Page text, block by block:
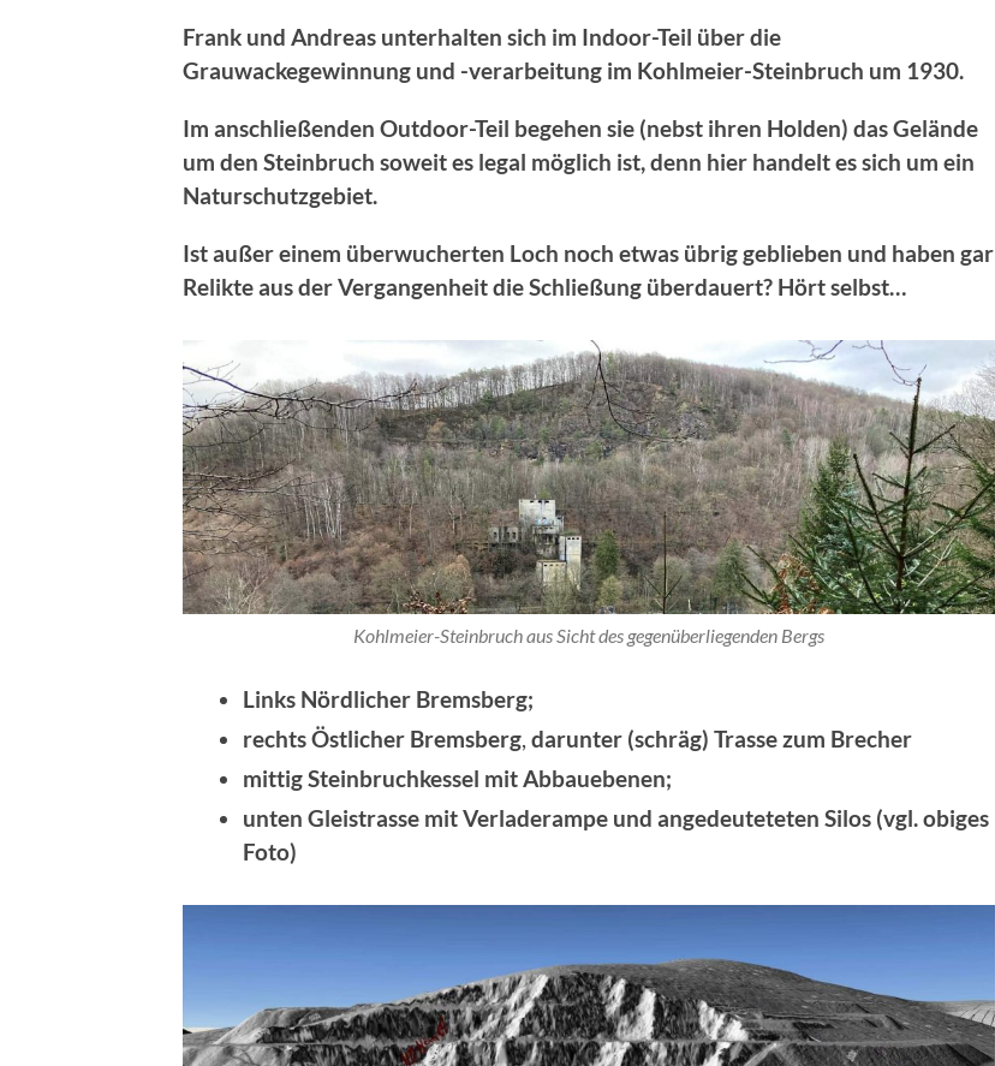
Frank und Andreas unterhalten sich im Indoor-Teil über die
Grauwackegewinnung und -verarbeitung im Kohlmeier-Steinbruch um 1930.
Im anschließenden Outdoor-Teil begehen sie (nebst ihren Holden) das Gelände
um den Steinbruch soweit es legal möglich ist, denn hier handelt es sich um ein
Naturschutzgebiet.
Ist außer einem überwucherten Loch noch etwas übrig geblieben und haben gar
Relikte aus der Vergangenheit die Schließung überdauert? Hört selbst…
Kohlmeier-Steinbruch aus Sicht des gegenüberliegenden Bergs
Links Nördlicher Bremsberg;
rechts Östlicher Bremsberg darunter (schräg) Trasse zum Brecher
mittig Steinbruchkessel mit Abbauebenen;
unten Gleistrasse mit Verladerampe und angedeuteteten Silos (vgl. obiges
Foto)